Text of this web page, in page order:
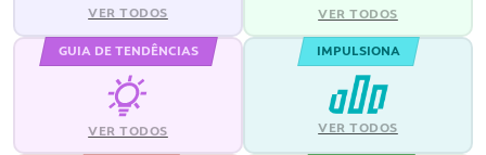
VER TODOS VER TODOS
GUIA DE TENDÊNCIAS
VER TODOS
IMPULSIONA
VER TODOS